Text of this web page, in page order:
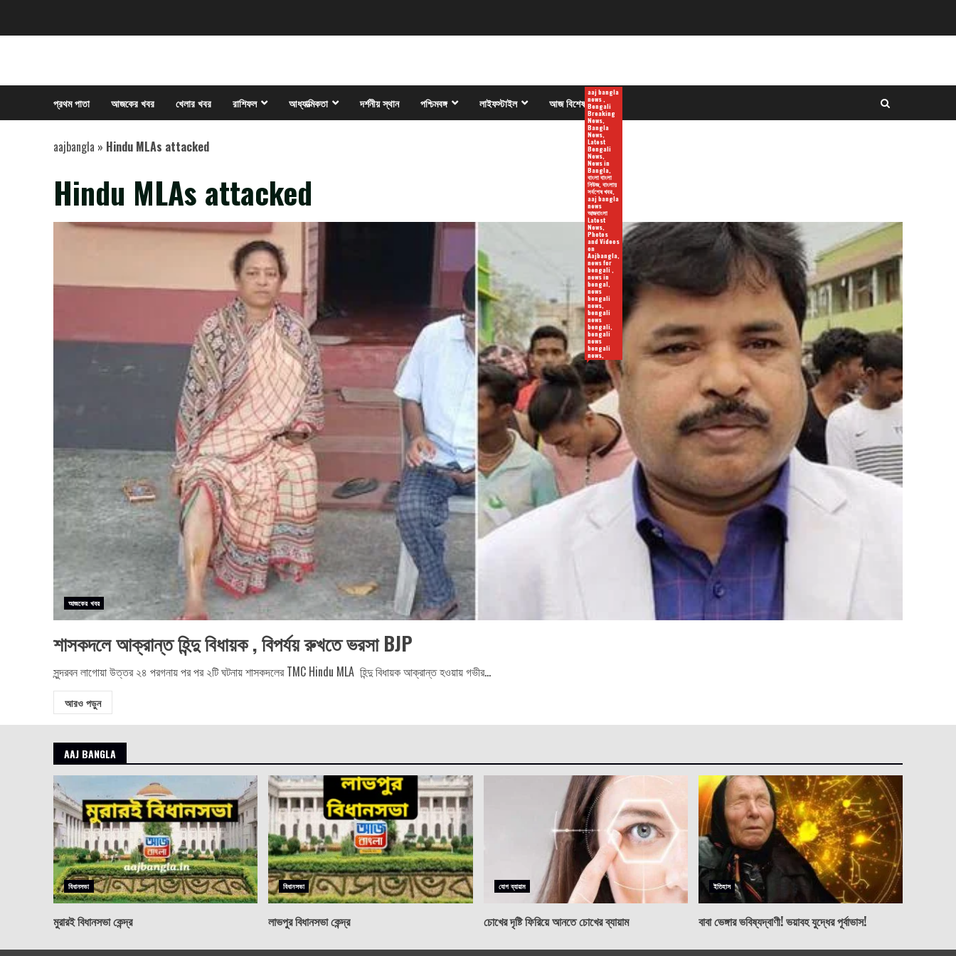
প্রথম পাতা আজকের খবর খেলার খবর রাশিফল আধ্যাত্মিকতা দর্শনীয় স্থান পশ্চিমবঙ্গ লাইফস্টাইল আজ বিশেষ
aaj bangla
news ,
Bengali
Breaking
News,
Bangla
News,
Latest
Bengali
News,
News in
Bangla,
বাংলা বাংলা
নিউজ, বাংলায়
সর্বশেষ খবর,
aaj bangla
news
আজবাংলা
Latest
News,
Photos
and Videos
on
Aajbangla,
news for
bengali ,
news in
bengal,
news
bengali
news,
bengali
news
bengali,
bengali
news
bengali
news,
aajbangla » Hindu MLAs attacked
Hindu MLAs attacked
আজকের খবর
শাসকদলে আক্রান্ত হিন্দু বিধায়ক , বিপর্যয় রুখতে ভরসা BJP
সুন্দরবন লাগোয়া উত্তর ২৪ পরগনায় পর পর ২টি ঘটনায় শাসকদলের TMC Hindu MLA হিন্দু বিধায়ক আক্রান্ত হওয়ায় গভীর...
আরও পড়ুন
AAJ BANGLA
বিধানসভা
মুরারই বিধানসভা কেন্দ্র
বিধানসভা
লাভপুর বিধানসভা কেন্দ্র
যোগ ব্যায়াম
চোখের দৃষ্টি ফিরিয়ে আনতে চোখের ব্যায়াম
ইতিহাস
বাবা ভেঙ্গার ভবিষ্যদ্বাণী! ভয়াবহ যুদ্ধের পূর্বাভাস!